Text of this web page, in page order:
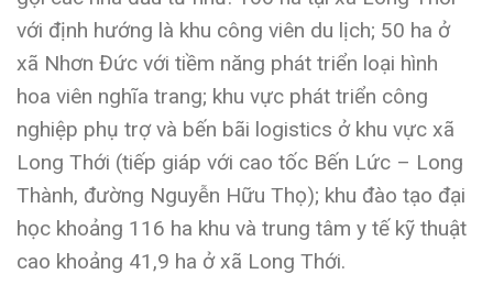
với định hướng là khu công viên du lịch; 50 ha ở
xã Nhơn Đức với tiềm năng phát triển loại hình
hoa viên nghĩa trang; khu vực phát triển công
nghiệp phụ trợ và bến bãi logistics ở khu vực xã
Long Thới (tiếp giáp với cao tốc Bến Lức – Long
Thành, đường Nguyễn Hữu Thọ); khu đào tạo đại
học khoảng 116 ha khu và trung tâm y tế kỹ thuật
cao khoảng 41,9 ha ở xã Long Thới.